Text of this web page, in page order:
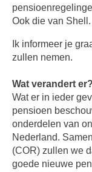
Ook die van
Ik informeer je
zullen nemen.
Wat verandert er?
Wat er in ieder
pensioen
onderdelen van
Nederland.
(COR) zullen we
goede nieuwe